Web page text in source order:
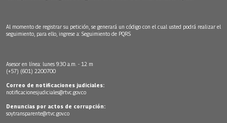
Al momento de registrar su petición, se generará un código con el cual usted podrá realizar el
seguimiento, para ello, ingrese a: Seguimiento de PQRS
Asesor en línea: lunes 9:30 a.m. - 12 m
(+57) (601) 2200700
Correo de notificaciones judiciales:
notificacionesjudiciales@rtvc.gov.co
Denuncias por actos de corrupción:
soytransparente@rtvc.gov.co